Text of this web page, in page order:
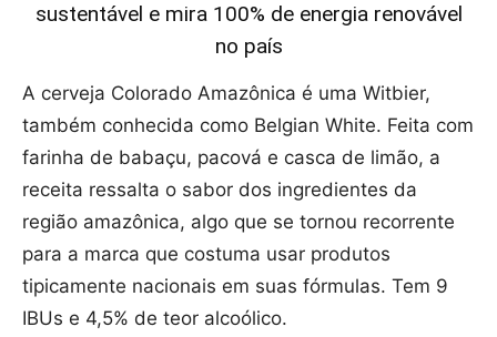
sustentável e mira 100% de energia renovável
no país
A cerveja Colorado Amazônica é uma Witbier,
também conhecida como Belgian White. Feita com
farinha de babaçu, pacová e casca de limão, a
receita ressalta o sabor dos ingredientes da
região amazônica, algo que se tornou recorrente
para a marca que costuma usar produtos
tipicamente nacionais em suas fórmulas. Tem 9
IBUs e 4,5% de teor alcoólico.